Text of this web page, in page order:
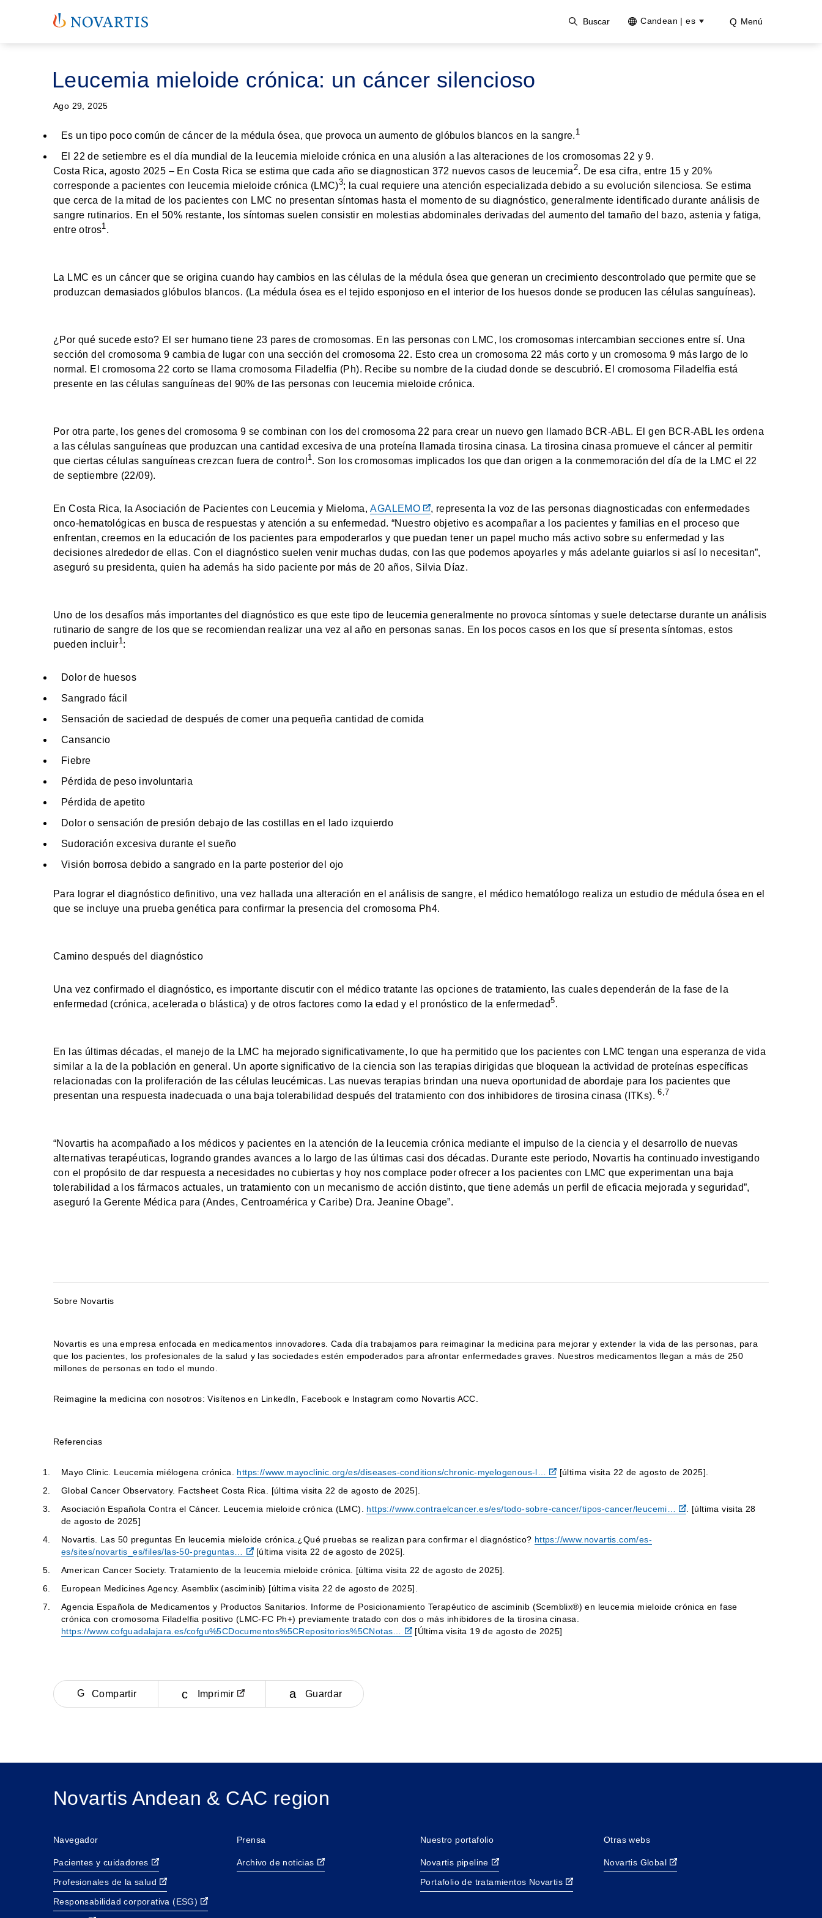
Buscar Candean | es Menú
Leucemia mieloide crónica: un cáncer silencioso
Ago 29, 2025
Es un tipo poco común de cáncer de la médula ósea, que provoca un aumento de glóbulos blancos en la sangre. 1
El 22 de setiembre es el día mundial de la leucemia mieloide crónica en una alusión a las alteraciones de los cromosomas 22 y 9.
Costa Rica, agosto 2025 – En Costa Rica se estima que cada año se diagnostican 372 nuevos casos de leucemia2. De esa cifra, entre 15 y 20%
corresponde a pacientes con leucemia mieloide crónica (LMC)3; la cual requiere una atención especializada debido a su evolución silenciosa. Se estima
que cerca de la mitad de los pacientes con LMC no presentan síntomas hasta el momento de su diagnóstico, generalmente identificado durante análisis de
sangre rutinarios. En el 50% restante, los síntomas suelen consistir en molestias abdominales derivadas del aumento del tamaño del bazo, astenia y fatiga,
entre otros1.
La LMC es un cáncer que se origina cuando hay cambios en las células de la médula ósea que generan un crecimiento descontrolado que permite que se
produzcan demasiados glóbulos blancos. (La médula ósea es el tejido esponjoso en el interior de los huesos donde se producen las células sanguíneas).
¿Por qué sucede esto? El ser humano tiene 23 pares de cromosomas. En las personas con LMC, los cromosomas intercambian secciones entre sí. Una
sección del cromosoma 9 cambia de lugar con una sección del cromosoma 22. Esto crea un cromosoma 22 más corto y un cromosoma 9 más largo de lo
normal. El cromosoma 22 corto se llama cromosoma Filadelfia (Ph). Recibe su nombre de la ciudad donde se descubrió. El cromosoma Filadelfia está
presente en las células sanguíneas del 90% de las personas con leucemia mieloide crónica.
Por otra parte, los genes del cromosoma 9 se combinan con los del cromosoma 22 para crear un nuevo gen llamado BCR-ABL. El gen BCR-ABL les ordena
a las células sanguíneas que produzcan una cantidad excesiva de una proteína llamada tirosina cinasa. La tirosina cinasa promueve el cáncer al permitir
que ciertas células sanguíneas crezcan fuera de control 1. Son los cromosomas implicados los que dan origen a la conmemoración del día de la LMC el 22
de septiembre (22/09).
En Costa Rica, la Asociación de Pacientes con Leucemia y Mieloma,AGALEMO
, representa la voz de las personas diagnosticadas con enfermedades
onco-hematológicas en busca de respuestas y atención a su enfermedad. “Nuestro objetivo es acompañar a los pacientes y familias en el proceso que
enfrentan, creemos en la educación de los pacientes para empoderarlos y que puedan tener un papel mucho más activo sobre su enfermedad y las
decisiones alrededor de ellas. Con el diagnóstico suelen venir muchas dudas, con las que podemos apoyarles y más adelante guiarlos si así lo necesitan”,
aseguró su presidenta, quien ha además ha sido paciente por más de 20 años, Silvia Díaz.
Uno de los desafíos más importantes del diagnóstico es que este tipo de leucemia generalmente no provoca síntomas y suele detectarse durante un análisis
rutinario de sangre de los que se recomiendan realizar una vez al año en personas sanas. En los pocos casos en los que sí presenta síntomas, estos
pueden incluir1:
Dolor de huesos
Sangrado fácil
Sensación de saciedad de después de comer una pequeña cantidad de comida
Cansancio
Fiebre
Pérdida de peso involuntaria
Pérdida de apetito
Dolor o sensación de presión debajo de las costillas en el lado izquierdo
Sudoración excesiva durante el sueño
Visión borrosa debido a sangrado en la parte posterior del ojo
Para lograr el diagnóstico definitivo, una vez hallada una alteración en el análisis de sangre, el médico hematólogo realiza un estudio de médula ósea en el
que se incluye una prueba genética para confirmar la presencia del cromosoma Ph4.
Camino después del diagnóstico
Una vez confirmado el diagnóstico, es importante discutir con el médico tratante las opciones de tratamiento, las cuales dependerán de la fase de la
enfermedad (crónica, acelerada o blástica) y de otros factores como la edad y el pronóstico de la enfermedad5.
En las últimas décadas, el manejo de la LMC ha mejorado significativamente, lo que ha permitido que los pacientes con LMC tengan una esperanza de vida
similar a la de la población en general. Un aporte significativo de la ciencia son las terapias dirigidas que bloquean la actividad de proteínas específicas
relacionadas con la proliferación de las células leucémicas. Las nuevas terapias brindan una nueva oportunidad de abordaje para los pacientes que
presentan una respuesta inadecuada o una baja tolerabilidad después del tratamiento con dos inhibidores de tirosina cinasa (ITKs).6,7
“Novartis ha acompañado a los médicos y pacientes en la atención de la leucemia crónica mediante el impulso de la ciencia y el desarrollo de nuevas
alternativas terapéuticas, logrando grandes avances a lo largo de las últimas casi dos décadas. Durante este periodo, Novartis ha continuado investigando
con el propósito de dar respuesta a necesidades no cubiertas y hoy nos complace poder ofrecer a los pacientes con LMC que experimentan una baja
tolerabilidad a los fármacos actuales, un tratamiento con un mecanismo de acción distinto, que tiene además un perfil de eficacia mejorada y seguridad”,
aseguró la Gerente Médica para (Andes, Centroamérica y Caribe) Dra. Jeanine Obage”.
Sobre Novartis
Novartis es una empresa enfocada en medicamentos innovadores. Cada día trabajamos para reimaginar la medicina para mejorar y extender la vida de las personas, para
que los pacientes, los profesionales de la salud y las sociedades estén empoderados para afrontar enfermedades graves. Nuestros medicamentos llegan a más de 250
millones de personas en todo el mundo.
Reimagine la medicina con nosotros: Visítenos en LinkedIn, Facebook e Instagram como Novartis ACC.
Referencias
Mayo Clinic. Leucemia miélogena crónica. https://www.mayoclinic.org/es/diseases-conditions/chronic-myelogenous-l…
[última visita 22 de agosto de 2025].
Global Cancer Observatory. Factsheet Costa Rica. [última visita 22 de agosto de 2025].
Asociación Española Contra el Cáncer. Leucemia mieloide crónica (LMC). https://www.contraelcancer.es/es/todo-sobre-cancer/tipos-cancer/leucemi…
. [última visita 28
de agosto de 2025]
Novartis. Las 50 preguntas En leucemia mieloide crónica.¿Qué pruebas se realizan para confirmar el diagnóstico? https://www.novartis.com/es-
es/sites/novartis_es/files/las-50-preguntas…
[última visita 22 de agosto de 2025].
American Cancer Society. Tratamiento de la leucemia mieloide crónica. [última visita 22 de agosto de 2025].
European Medicines Agency. Asemblix (asciminib) [última visita 22 de agosto de 2025].
Agencia Española de Medicamentos y Productos Sanitarios. Informe de Posicionamiento Terapéutico de asciminib (Scemblix®) en leucemia mieloide crónica en fase
crónica con cromosoma Filadelfia positivo (LMC-FC Ph+) previamente tratado con dos o más inhibidores de la tirosina cinasa.
https://www.cofguadalajara.es/cofgu%5CDocumentos%5CRepositorios%5CNotas…
[Última visita 19 de agosto de 2025]
Compartir Imprimir Guardar
Novartis Andean & CAC region
Navegador
Pacientes y cuidadores
Profesionales de la salud
Responsabilidad corporativa (ESG)
Prensa
Archivo de noticias
Nuestro portafolio
Novartis pipeline
Portafolio de tratamientos Novartis
Otras webs
Novartis Global